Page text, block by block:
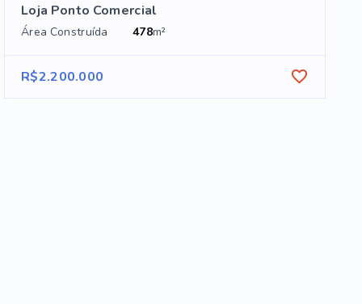
Loja Ponto Comercial
Área Construída 478m²
R$2.200.000